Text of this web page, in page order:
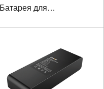
Батарея для